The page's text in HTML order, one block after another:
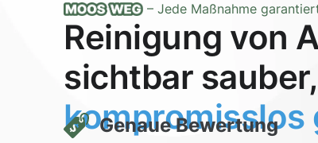
– Jede Maßnahme
Reinigung von
sichtbar
kompromisslos
Genaue Bewertung